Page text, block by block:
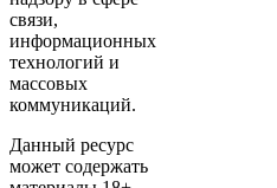
связи,
информационных
технологий и
массовых
коммуникаций.
Данный ресурс
может содержать